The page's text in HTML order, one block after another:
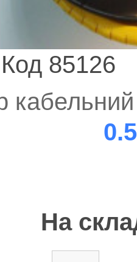
Код 85126
На